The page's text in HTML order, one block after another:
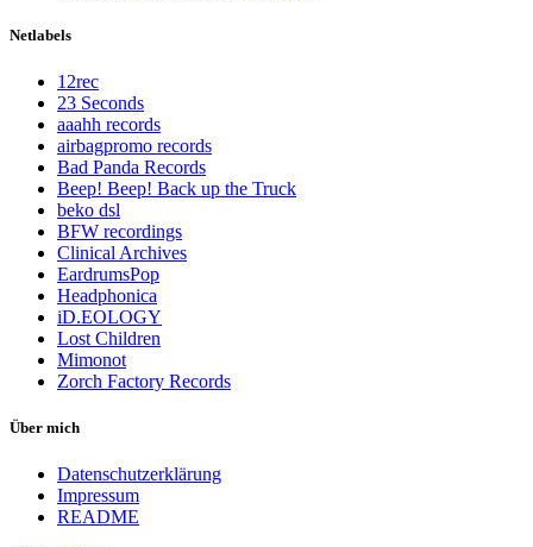
Netlabels
12rec
23 Seconds
aaahh records
airbagpromo records
Bad Panda Records
Beep! Beep! Back up the Truck
beko dsl
BFW recordings
Clinical Archives
EardrumsPop
Headphonica
iD.EOLOGY
Lost Children
Mimonot
Zorch Factory Records
Über mich
Datenschutzerklärung
Impressum
README